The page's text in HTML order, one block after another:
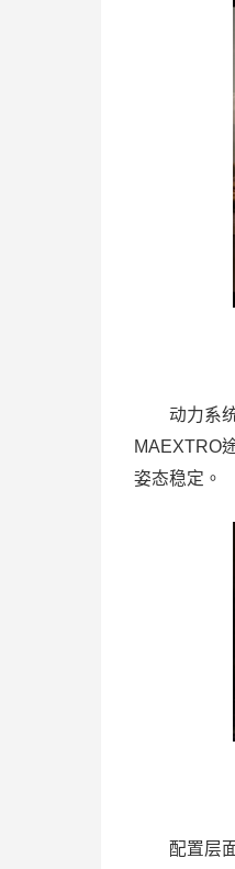
动力系统
MAEXTRO
姿态稳定。
配置层面